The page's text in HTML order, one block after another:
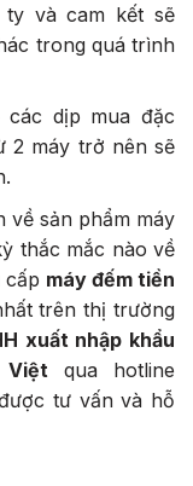
ty và cam kết sẽ
trong quá trình
dịp mua đặc
2 máy trở nên sẽ
về sản phẩm máy
thắc mắc nào về
cấp máy đếm tiền
trên thị trường
xuất nhập khẩu
Việt qua hotline
tư vấn và hỗ